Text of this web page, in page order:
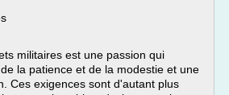
militaires est une passion qui
la patience et de la modestie et une
Ces exigences sont d'autant plus